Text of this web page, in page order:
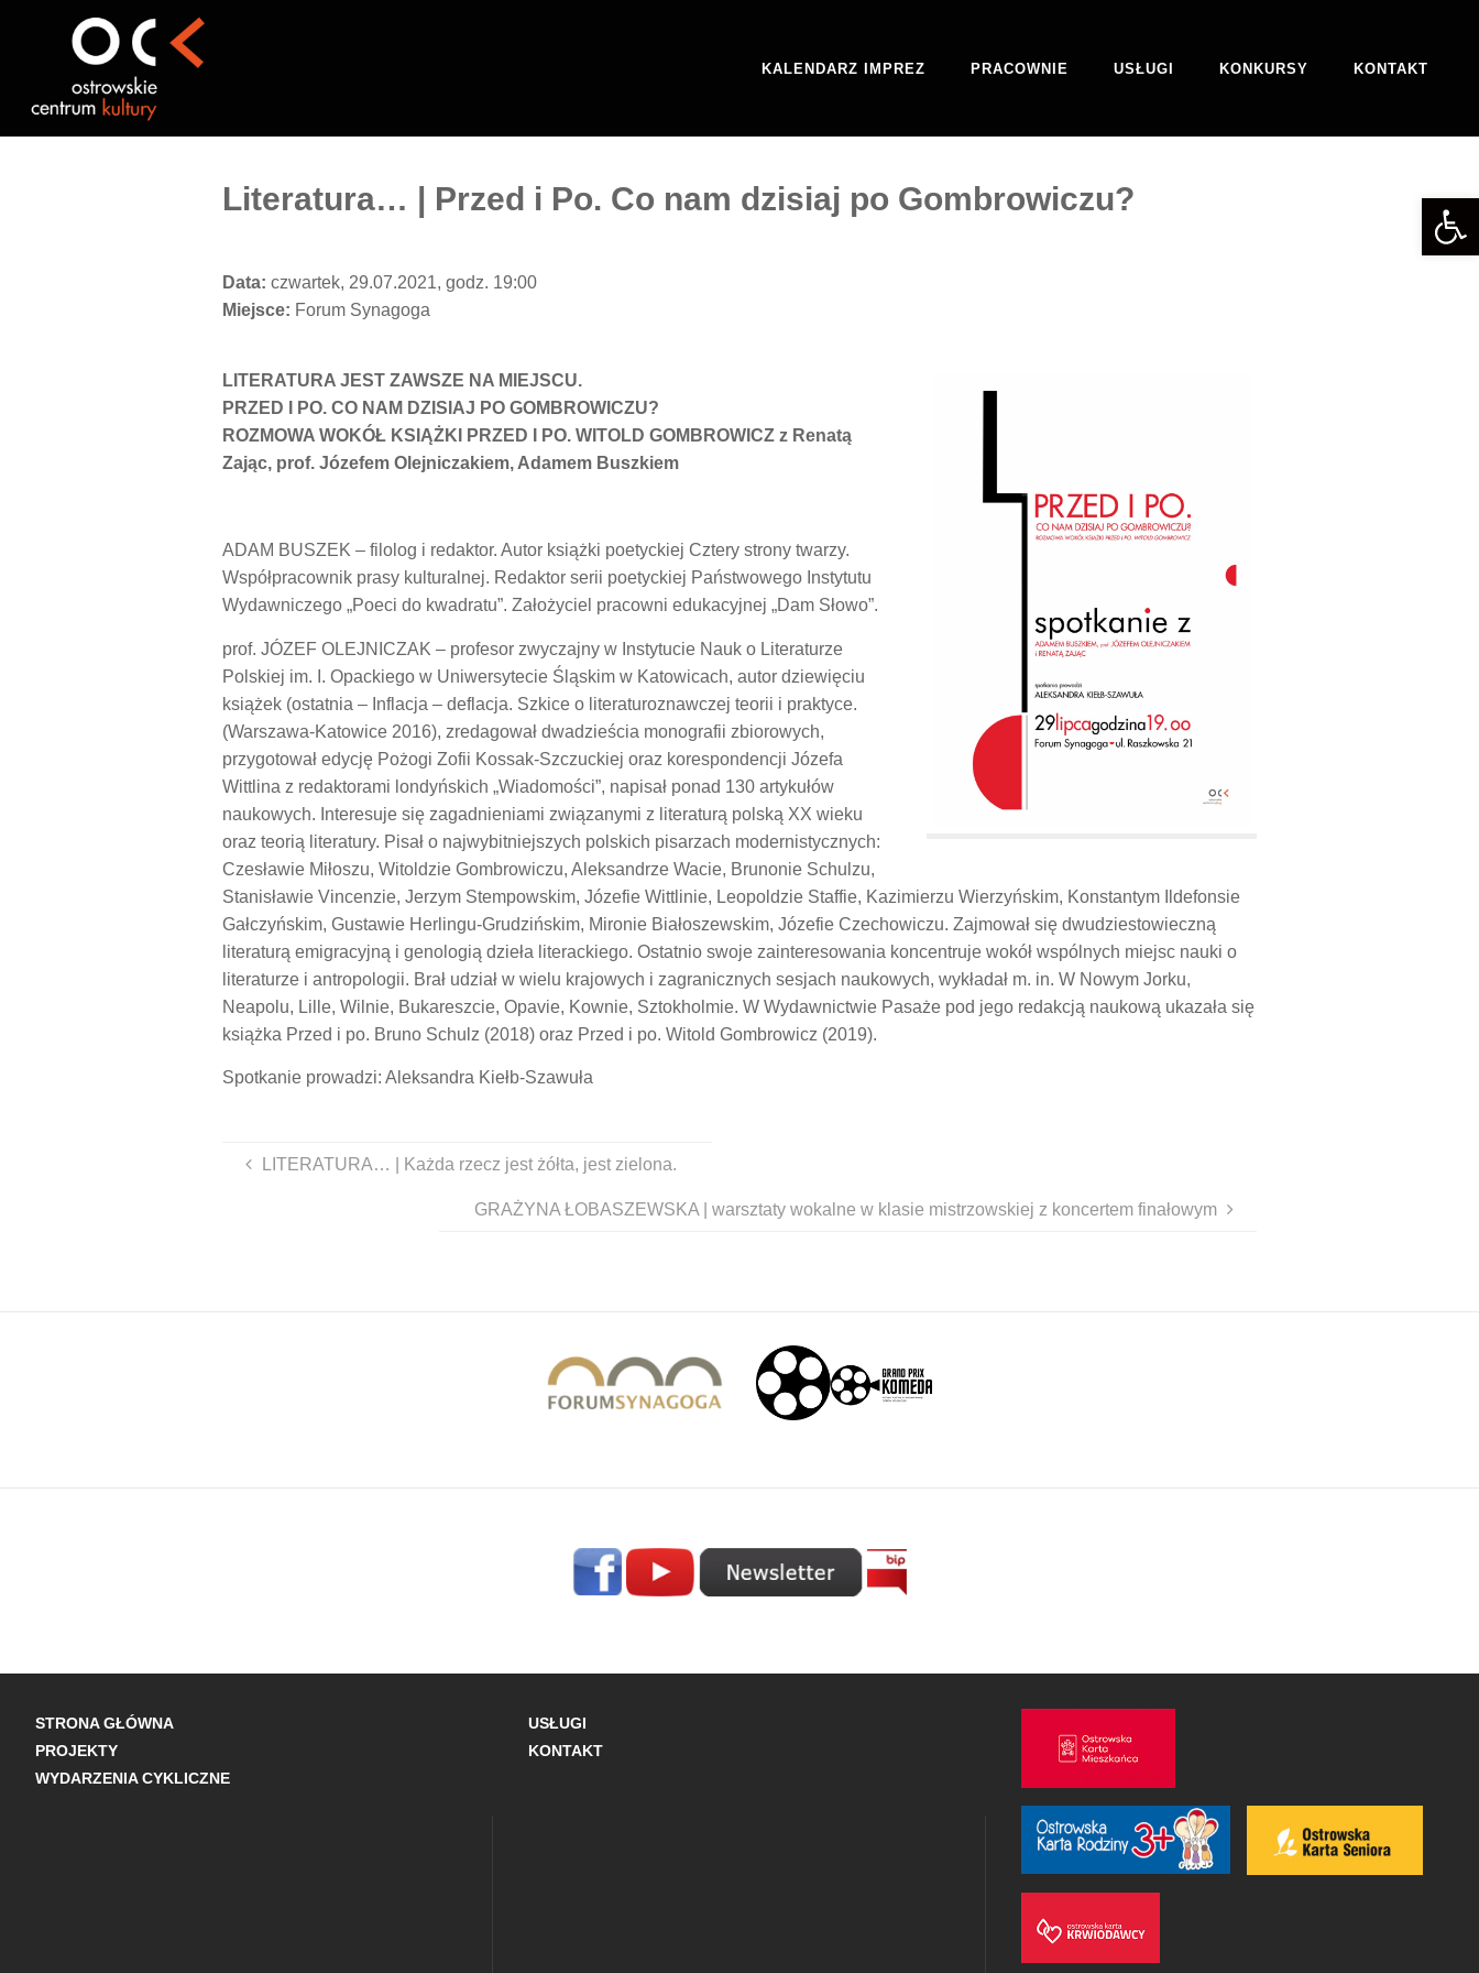
KALENDARZ IMPREZ PRACOWNIE USŁUGI KONKURSY KONTAKT
Literatura… | Przed i Po. Co nam dzisiaj po Gombrowiczu?
Data: czwartek, 29.07.2021, godz. 19:00
Miejsce: Forum Synagoga
LITERATURA JEST ZAWSZE NA MIEJSCU.
PRZED I PO. CO NAM DZISIAJ PO GOMBROWICZU?
ROZMOWA WOKÓŁ KSIĄŻKI PRZED I PO. WITOLD GOMBROWICZ z Renatą
Zając, prof. Józefem Olejniczakiem, Adamem Buszkiem
ADAM BUSZEK – filolog i redaktor. Autor książki poetyckiej Cztery strony twarzy.
Współpracownik prasy kulturalnej. Redaktor serii poetyckiej Państwowego Instytutu
Wydawniczego „Poeci do kwadratu”. Założyciel pracowni edukacyjnej „Dam Słowo”.
prof. JÓZEF OLEJNICZAK – profesor zwyczajny w Instytucie Nauk o Literaturze
Polskiej im. I. Opackiego w Uniwersytecie Śląskim w Katowicach, autor dziewięciu
książek (ostatnia – Inflacja – deflacja. Szkice o literaturoznawczej teorii i praktyce.
(Warszawa-Katowice 2016), zredagował dwadzieścia monografii zbiorowych,
przygotował edycję Pożogi Zofii Kossak-Szczuckiej oraz korespondencji Józefa
Wittlina z redaktorami londyńskich „Wiadomości”, napisał ponad 130 artykułów
naukowych. Interesuje się zagadnieniami związanymi z literaturą polską XX wieku
oraz teorią literatury. Pisał o najwybitniejszych polskich pisarzach modernistycznych:
Czesławie Miłoszu, Witoldzie Gombrowiczu, Aleksandrze Wacie, Brunonie Schulzu,
Stanisławie Vincenzie, Jerzym Stempowskim, Józefie Wittlinie, Leopoldzie Staffie, Kazimierzu Wierzyńskim, Konstantym Ildefonsie
Gałczyńskim, Gustawie Herlingu-Grudzińskim, Mironie Białoszewskim, Józefie Czechowiczu. Zajmował się dwudziestowieczną
literaturą emigracyjną i genologią dzieła literackiego. Ostatnio swoje zainteresowania koncentruje wokół wspólnych miejsc nauki o
literaturze i antropologii. Brał udział w wielu krajowych i zagranicznych sesjach naukowych, wykładał m. in. W Nowym Jorku,
Neapolu, Lille, Wilnie, Bukareszcie, Opavie, Kownie, Sztokholmie. W Wydawnictwie Pasaże pod jego redakcją naukową ukazała się
książka Przed i po. Bruno Schulz (2018) oraz Przed i po. Witold Gombrowicz (2019).
Spotkanie prowadzi: Aleksandra Kiełb-Szawuła
LITERATURA… | Każda rzecz jest żółta, jest zielona.
GRAŻYNA ŁOBASZEWSKA | warsztaty wokalne w klasie mistrzowskiej z koncertem finałowym
STRONA GŁÓWNA
PROJEKTY
WYDARZENIA CYKLICZNE
USŁUGI
KONTAKT